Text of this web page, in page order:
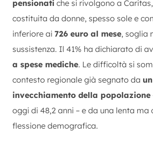
pensionati che si rivolgono a
costituita da donne, spesso sole e
inferiore ai 726 euro al mese, soglia
sussistenza. Il 41% ha dichiarato di
a spese mediche. Le difficoltà si
contesto regionale già segnato da
invecchiamento della popolazione
oggi di 48,2 anni – e da una lenta ma
flessione demografica.